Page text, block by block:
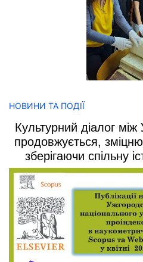
НОВИНИ ТА ПОДІЇ
Культурний діалог
продовжується,
зберігаючи спільну